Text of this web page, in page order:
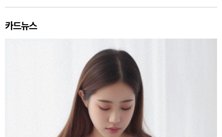
카드뉴스